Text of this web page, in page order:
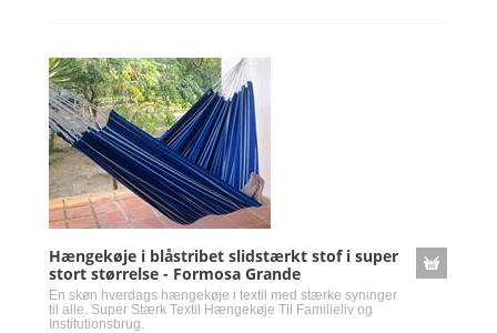
Hængekøje i blåstribet slidstærkt stof i super
stort størrelse - Formosa Grande
En skøn hverdags hængekøje i textil med stærke syninger
til alle. Super Stærk Textil Hængekøje Til Familieliv og
Institutionsbrug.